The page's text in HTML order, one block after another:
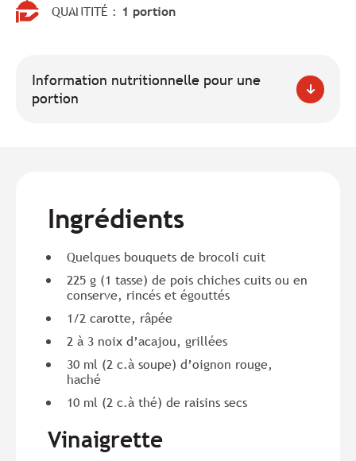
QUANTITÉ : 1 portion
Information nutritionnelle pour une
portion
Ingrédients
Quelques bouquets de brocoli cuit
225 g (1 tasse) de pois chiches cuits ou en
conserve, rincés et égouttés
1/2 carotte, râpée
2 à 3 noix d’acajou, grillées
30 ml (2 c.à soupe) d’oignon rouge,
haché
10 ml (2 c.à thé) de raisins secs
Vinaigrette